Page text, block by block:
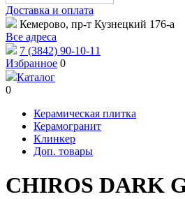
Доставка и оплата
Кемерово, пр-т Кузнецкий 176-а
Все адреса
7 (3842) 90-10-11
Избранное 0
Каталог
0
Керамическая плитка
Керамогранит
Клинкер
Доп. товары
CHIROS DARK